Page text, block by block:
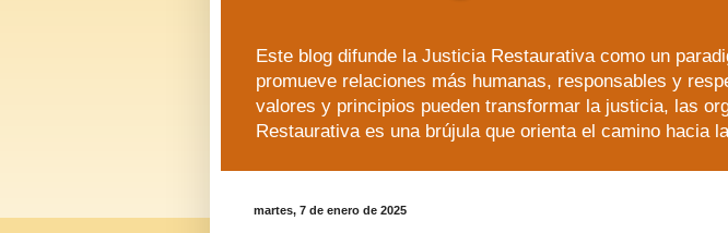
Este blog difunde la Justicia Restaurativa como un
promueve relaciones más humanas, responsables y
valores y principios pueden transformar la justicia, las
Restaurativa es una brújula que orienta el camino hacia
martes, 7 de enero de 2025